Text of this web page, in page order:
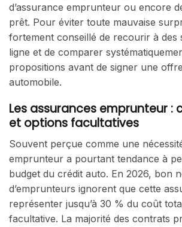
d’assurance emprunteur ou encore
prêt. Pour éviter toute mauvaise
fortement conseillé de recourir à des
ligne et de comparer
propositions avant de signer une
automobile.
Les assurances emprunteur :
et options facultatives
Souvent perçue comme une
emprunteur a pourtant tendance à
budget du crédit auto. En 2026, bon
d’emprunteurs ignorent que cette
représenter jusqu’à 30 % du coût
facultative. La majorité des contrats